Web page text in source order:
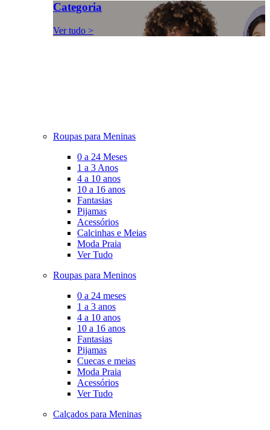
Categoria
Ver tudo >
Roupas para Meninas
0 a 24 Meses
1 a 3 Anos
4 a 10 anos
10 a 16 anos
Fantasias
Pijamas
Acessórios
Calcinhas e Meias
Moda Praia
Ver Tudo
Roupas para Meninos
0 a 24 meses
1 a 3 anos
4 a 10 anos
10 a 16 anos
Fantasias
Pijamas
Cuecas e meias
Moda Praia
Acessórios
Ver Tudo
Calçados para Meninas